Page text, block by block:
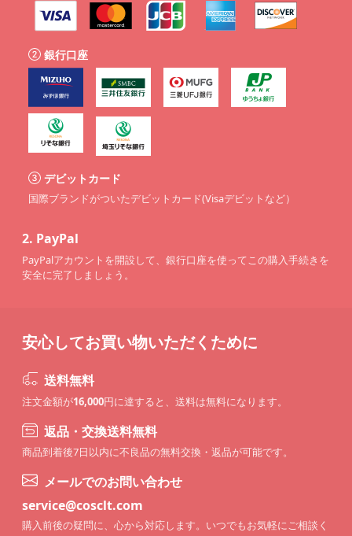
銀行口座
デビットカード
国際ブランドがついたデビットカード(Visaデビットなど）
2. PayPal
PayPalアカウントを開設して、銀行口座を使ってこの購入手続きを
安全に完了しましょう。
安心してお買い物いただくために
送料無料
注文金額が16,000円に達すると、送料は無料になります。
返品・交換送料無料
商品到着後7日以内に不良品の無料交換・返品が可能です。
メールでのお問い合わせ
service@cosclt.com
購入前後の疑問に、心から対応します。いつでもお気軽にご相談く